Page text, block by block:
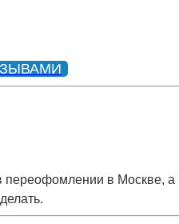
переофомлении в Москве, а